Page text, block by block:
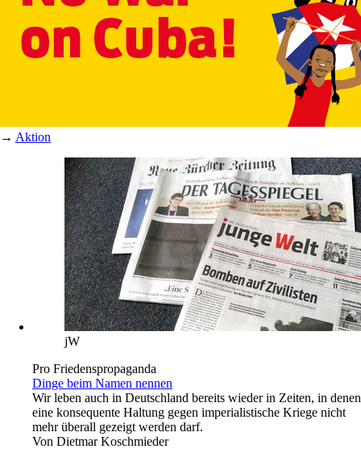
→ Aktion
jW
Pro Friedenspropaganda
Dinge beim Namen nennen
Wir leben auch in Deutschland bereits wieder in Zeiten, in denen
eine konsequente Haltung gegen imperialistische Kriege nicht
mehr überall gezeigt werden darf.
Von Dietmar Koschmieder